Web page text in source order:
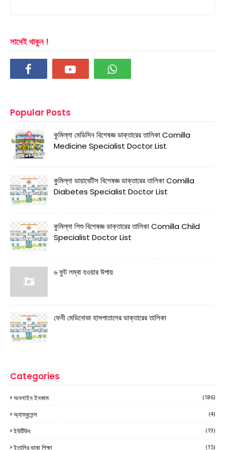
সাথেই থাকুন !
Popular Posts
কুমিল্লা মেডিসিন বিশেষজ্ঞ ডাক্তারের তালিকা Comilla
Medicine Specialist Doctor List
কুমিল্লা ডায়াবেটিস বিশেষজ্ঞ ডাক্তারের তালিকা Comilla
Diabetes Specialist Doctor List
কুমিল্লা শিশু বিশেষজ্ঞ ডাক্তারের তালিকা Comilla Child
Specialist Doctor List
৬ ফুট লম্বা হওয়ার উপায়
ফেনী মেডিনোভা হাসপাতালের ডাক্তারের তালিকা
Categories
অনলাইন ইনকাম (186)
অ্যাম্বুলেন্স (4)
ইউটিউব (19)
ইতালির ভাষা শিক্ষা (15)